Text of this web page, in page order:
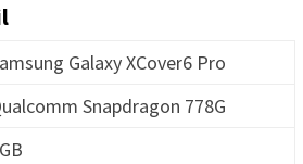
Galaxy XCover6 Pro
Snapdragon 778G